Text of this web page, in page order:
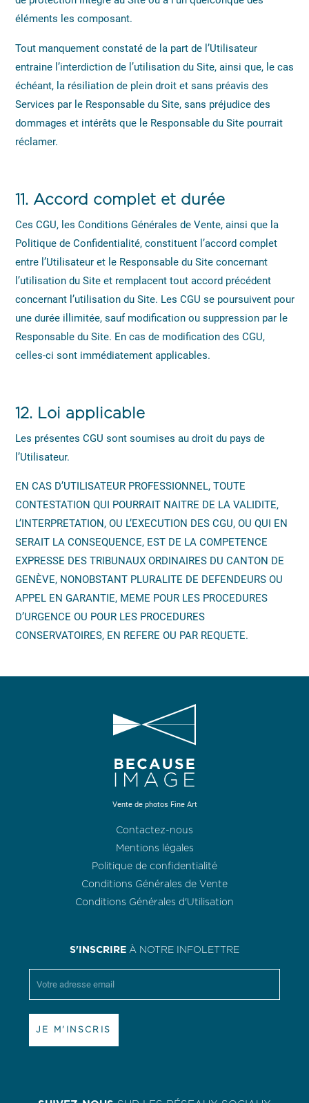
éléments les composant.
Tout manquement constaté de la part de l’Utilisateur
entraine l’interdiction de l’utilisation du Site, ainsi que, le cas
échéant, la résiliation de plein droit et sans préavis des
Services par le Responsable du Site, sans préjudice des
dommages et intérêts que le Responsable du Site pourrait
réclamer.
11. Accord complet et durée
Ces CGU, les Conditions Générales de Vente, ainsi que la
Politique de Confidentialité, constituent l’accord complet
entre l’Utilisateur et le Responsable du Site concernant
l’utilisation du Site et remplacent tout accord précédent
concernant l’utilisation du Site. Les CGU se poursuivent pour
une durée illimitée, sauf modification ou suppression par le
Responsable du Site. En cas de modification des CGU,
celles-ci sont immédiatement applicables.
12. Loi applicable
Les présentes CGU sont soumises au droit du pays de
l’Utilisateur.
EN CAS D’UTILISATEUR PROFESSIONNEL, TOUTE
CONTESTATION QUI POURRAIT NAITRE DE LA VALIDITE,
L’INTERPRETATION, OU L’EXECUTION DES CGU, OU QUI EN
SERAIT LA CONSEQUENCE, EST DE LA COMPETENCE
EXPRESSE DES TRIBUNAUX ORDINAIRES DU CANTON DE
GENÈVE, NONOBSTANT PLURALITE DE DEFENDEURS OU
APPEL EN GARANTIE, MEME POUR LES PROCEDURES
D’URGENCE OU POUR LES PROCEDURES
CONSERVATOIRES, EN REFERE OU PAR REQUETE.
Vente de photos Fine Art
Contactez-nous
Mentions légales
Politique de confidentialité
Conditions Générales de Vente
Conditions Générales d'Utilisation
S'INSCRIRE À NOTRE INFOLETTRE